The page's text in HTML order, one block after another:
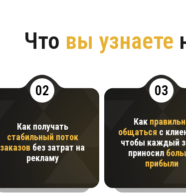
Что вы узнаете
Как получать
стабильный поток
заказов без затрат на
рекламу
02
Как
общаться с
чтобы каждый
приносил
прибыли
03